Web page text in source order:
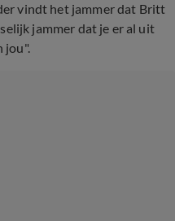
vindt het jammer dat Britt
jammer dat je er al uit
jou".